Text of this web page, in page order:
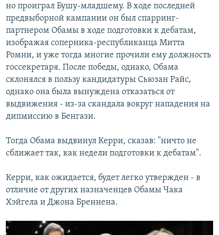
но проиграл Бушу-младшему. В ходе последней
предвыборной кампании он был спарринг-
партнером Обамы в ходе подготовки к дебатам,
изображая соперника-республиканца Митта
Ромни, и уже тогда многие прочили ему должность
госсекретаря. После победы, однако, Обама
склонялся в пользу кандидатуры Сьюзан Райс,
однако она была вынуждена отказаться от
выдвижения - из-за скандала вокруг нападения на
дипмиссию в Бенгази.
Тогда Обама выдвинул Керри, сказав: "ничто не
сближает так, как недели подготовки к дебатам".
Керри, как ожидается, будет легко утвержден - в
отличие от других назначенцев Обамы Чака
Хэйгела и Джона Бреннена.